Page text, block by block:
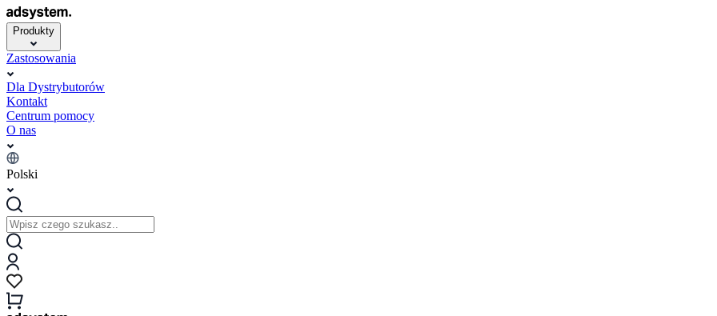
Produkty
Zastosowania
Dla Dystrybutorów
Kontakt
Centrum pomocy
O nas
Polski